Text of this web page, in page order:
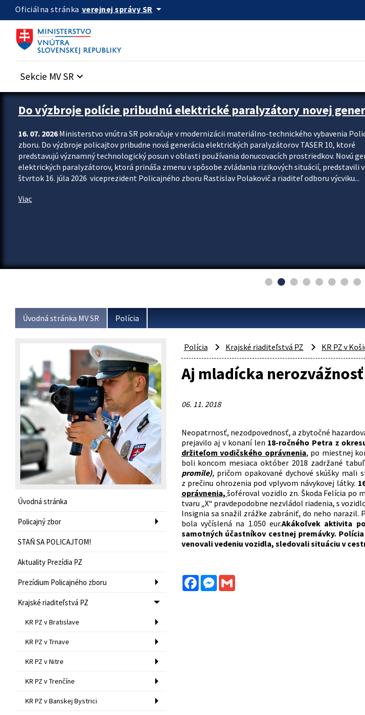
Preskocit na hlavný obsah
Oficiálna stránka verejnej správy SR arrow_drop_down
Sekcie MV SR keyboard_arrow_down
Zastavit automatický posun upútavok
Do výzbroje polície pribudnú elektrické paralyzátory novej
16. 07. 2026Ministerstvo vnútra SR pokračuje v modernizácii materiálno-technického vybavenia
zboru. Do výzbroje policajtov pribudne nová generácia elektrických paralyzátorov TASER 10, ktoré
predstavujú významný technologický posun v oblasti používania donucovacích prostriedkov. Novú
elektrických paralyzátorov, ktorá prináša zmenu v spôsobe zvládania rizikových situácií, predstavili
štvrtok 16. júla 2026 viceprezident Policajného zboru Rastislav Polakovič a riaditeľ odboru výcviku...
Viac
Úvodná stránka MV SR Polícia
Úvodná stránka
Policajný zbor
STAŇ SA POLICAJTOM!
Aktuality Prezídia PZ
Prezídium Policajného zboru
Krajské riaditeľstvá PZ
KR PZ v Bratislave
KR PZ v Trnave
KR PZ v Nitre
KR PZ v Trenčíne
KR PZ v Banskej Bystrici
Polícia Krajské riaditeľstvá PZ KR PZ v
Aj mladícka
06. 11. 2018
Neopatrnosť, nezodpovednosť, a zbytočné
prejavilo aj v konaní len 18-ročného Petra z
držiteľom vodičského oprávnenia, po miestnej
boli koncom mesiaca október 2018 zadržané
promile), pričom opakované dychové skúšky mali
z prečinu ohrozenia pod vplyvom návykovej látky.
oprávnenia,šoféroval vozidlo zn. Škoda Felícia po
tvaru „X“ pravdepodobne nezvládol riadenia, s
Insignia sa snažil zrážke zabrániť, do neho narazil.
bola vyčíslená na 1.050 eur.Akákoľvek aktivita
samotných účastníkov cestnej premávky.
venovali vedeniu vozidla, sledovali situáciu v
FacebookMessenger
Gmail